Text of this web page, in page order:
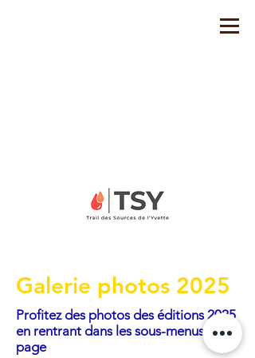
Galerie photos 2025
Profitez des photos des éditions 2025
en rentrant dans les sous-menus de la
page